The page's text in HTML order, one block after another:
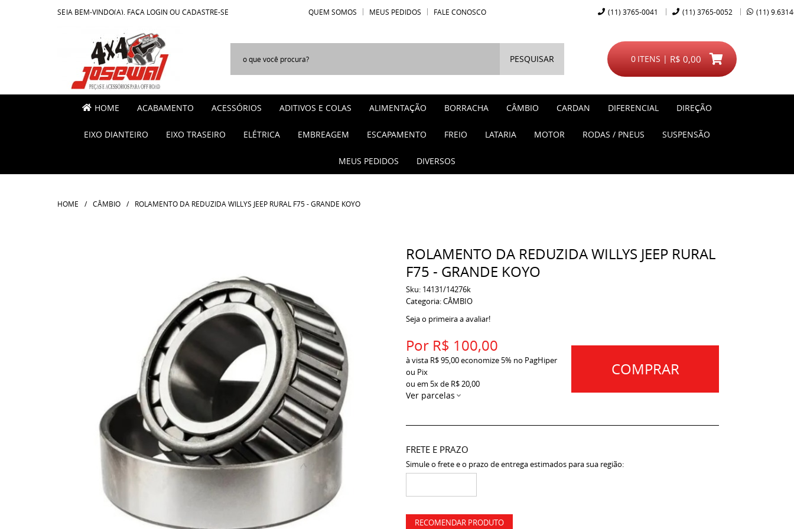
SEJA BEM-VINDO(A), FAÇA LOGIN OU CADASTRE-SE QUEM SOMOS MEUS PEDIDOS FALE CONOSCO (11) 3765-0041 (11) 3765-0052 (11)
PESQUISAR ITENS
0 R$ 0,00
HOME ACABAMENTO ACESSÓRIOS ADITIVOS E COLAS ALIMENTAÇÃO BORRACHA CÂMBIO CARDAN DIFERENCIAL DIREÇÃO
EIXO DIANTEIRO EIXO TRASEIRO ELÉTRICA EMBREAGEM ESCAPAMENTO FREIO LATARIA MOTOR RODAS / PNEUS SUSPENSÃO
MEUS PEDIDOS DIVERSOS
HOME CÂMBIO ROLAMENTO DA REDUZIDA WILLYS JEEP RURAL F75 - GRANDE KOYO
ROLAMENTO DA REDUZIDA WILLYS JEEP RURAL
F75 - GRANDE KOYO
Sku: 14131/14276k
Categoria:CÂMBIO
Seja o primeira a avaliar!
Por R$ 100,00
à vista R$ 95,00economize 5% no PagHiper
ou Pix
ou em 5xde R$ 20,00
Ver parcelas
COMPRAR
FRETE E PRAZO
Simule o frete e o prazo de entrega estimados para sua região:
RECOMENDAR PRODUTO